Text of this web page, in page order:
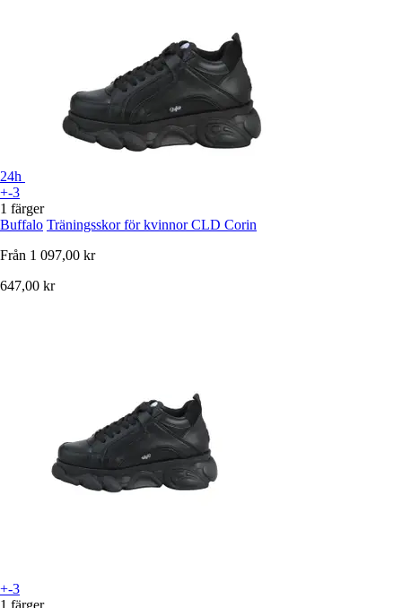
24h
+-3
1 färger
Buffalo Träningsskor för kvinnor CLD Corin
Från 1 097,00 kr
647,00 kr
+-3
1 färger